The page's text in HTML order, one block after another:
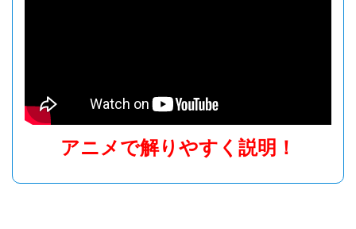
アニメで解りやすく説明！